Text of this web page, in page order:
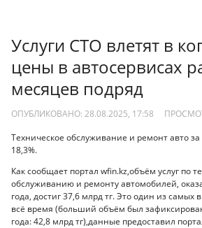
Услуги СТО влетят в
цены в автосервисах
месяцев подряд
ОПУБЛИКОВАНО: 28.08.2025, 17:58
Техническое обслуживание и ремонт авто
18,3%.
Как сообщает портал wfin.kz,объём услуг по
обслуживанию и ремонту автомобилей,
года, достиг 37,6 млрд тг. Это один из самых
всё время (больший объём был
года: 42,8 млрд тг),данные предоставил